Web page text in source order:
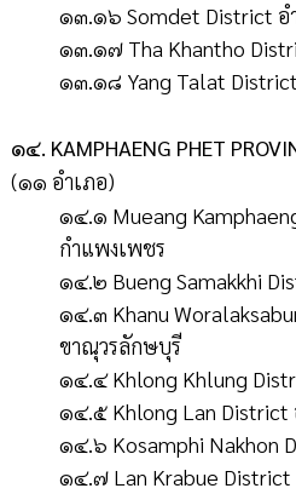
๑๓.๑๖ Somdet District อ
๑๓.๑๗ Tha Khantho
๑๓.๑๘ Yang Talat District
๑๔. KAMPHAENG PHET
(๑๑ อำเภอ)
๑๔.๑ Mueang
กำแพงเพชร
๑๔.๒ Bueng Samakkhi
๑๔.๓ Khanu
ขาณุวรลักษบุรี
๑๔.๔ Khlong Khlung
๑๔.๕ Khlong Lan District
๑๔.๖ Kosamphi Nakhon
๑๔.๗ Lan Krabue District